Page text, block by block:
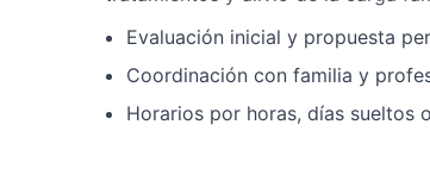
Evaluación inicial y propuesta
Coordinación con familia y
Horarios por horas, días sueltos